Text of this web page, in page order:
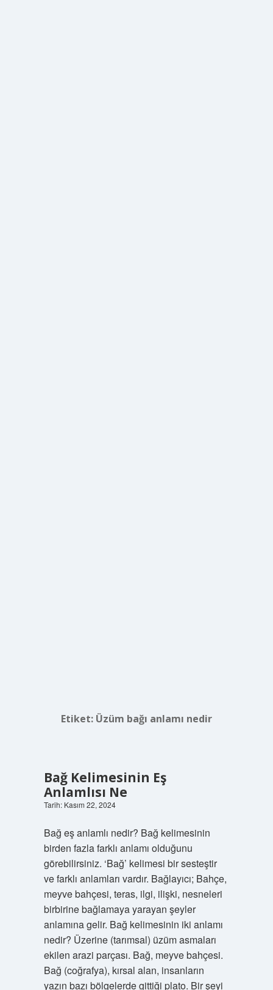
Etiket: Üzüm bağı anlamı nedir
Bağ Kelimesinin Eş
Anlamlısı Ne
Tarih: Kasım 22, 2024
Bağ eş anlamlı nedir? Bağ kelimesinin
birden fazla farklı anlamı olduğunu
görebilirsiniz. ‘Bağ’ kelimesi bir sesteştir
ve farklı anlamları vardır. Bağlayıcı; Bahçe,
meyve bahçesi, teras, ilgi, ilişki, nesneleri
birbirine bağlamaya yarayan şeyler
anlamına gelir. Bağ kelimesinin iki anlamı
nedir? Üzerine (tarımsal) üzüm asmaları
ekilen arazi parçası. Bağ, meyve bahçesi.
Bağ (coğrafya), kırsal alan, insanların
yazın bazı bölgelerde gittiği plato. Bir şeyi